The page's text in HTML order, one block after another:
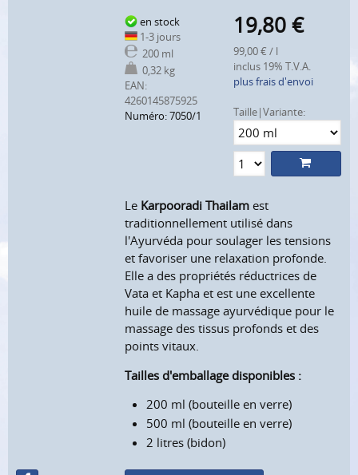
en stock
1-3 jours
200 ml
0,32 kg
EAN:
4260145875925
Numéro: 7050/1
19,80 €
99,00 € / l
inclus 19% T.V.A.
plus frais d'envoi
Taille|Variante:
Le Karpooradi Thailam est
traditionnellement utilisé dans
l'Ayurvéda pour soulager les tensions
et favoriser une relaxation profonde.
Elle a des propriétés réductrices de
Vata et Kapha et est une excellente
huile de massage ayurvédique pour le
massage des tissus profonds et des
points vitaux.
Tailles d'emballage disponibles :
200 ml (bouteille en verre)
500 ml (bouteille en verre)
2 litres (bidon)